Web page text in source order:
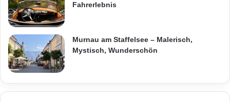
Fahrerlebnis
Murnau am Staffelsee – Malerisch,
Mystisch, Wunderschön